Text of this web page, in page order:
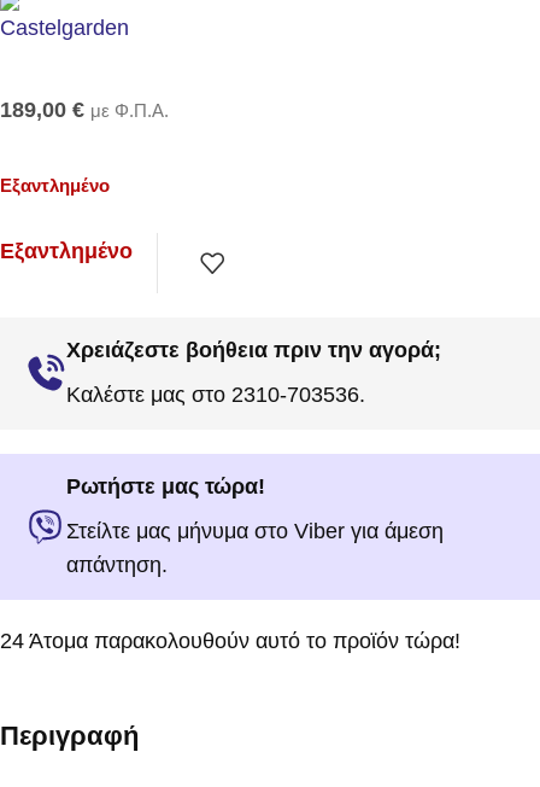
189,00 € με Φ.Π.Α.
Εξαντλημένο
Εξαντλημένο
Χρειάζεστε βοήθεια πριν την αγορά;
Καλέστε μας στο 2310-703536.
Ρωτήστε μας τώρα!
Στείλτε μας μήνυμα στο Viber για άμεση
απάντηση.
24 Άτομα παρακολουθούν αυτό το προϊόν τώρα!
Περιγραφή